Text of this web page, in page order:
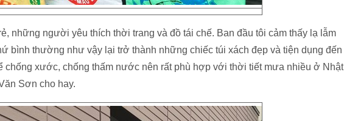
những người yêu thích thời trang và đồ tái chế. Ban đầu tôi cảm thấy lạ lẫm
bình thường như vậy lại trở thành những chiếc túi xách đẹp và tiện dụng đến
chống xước, chống thấm nước nên rất phù hợp với thời tiết mưa nhiều ở Nhật
Sơn cho hay.